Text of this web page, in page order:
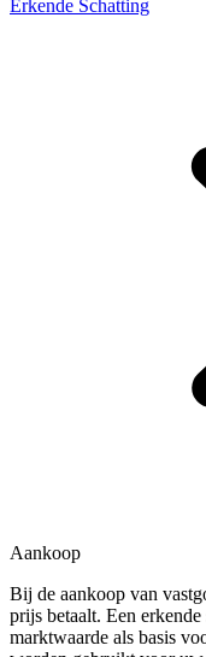
Erkende Schatting
Aankoop
Bij de aankoop van
prijs betaalt. Een
marktwaarde als basis